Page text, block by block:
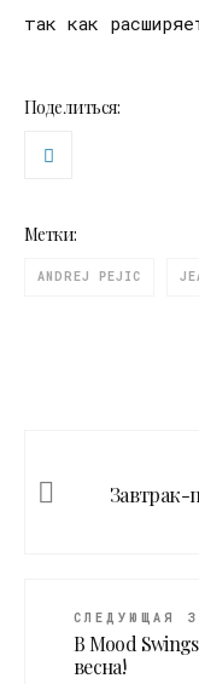
так как
Поделиться:
Метки:
ANDREJ PEJIC
Завтрак-
СЛЕДУЮЩАЯ
В Mood
весна!